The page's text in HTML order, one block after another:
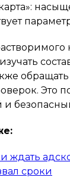
Это
и
ждать
сроки